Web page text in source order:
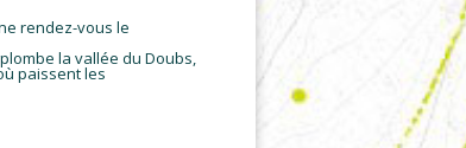
rendez-vous le
la vallée du Doubs,
paissent les